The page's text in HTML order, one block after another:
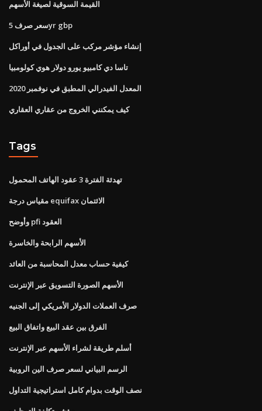
القيمة السوقية لصيغة الأسهم
سعر صرف 5yr gbp
إنشاء مؤشر مركب على الجدول في أوراكل
تاسا دي كامبيو يورو دولار هوي كولومبيا
المعدل الفيدرالي المطبق في نوفمبر 2020
كيف يمكنني الخروج من عقاري العقاري
Tags
تهدئة الفترة 3 عقود الهاتف المحمول
مقياس درجة equifax الائتمان
وأوضح pfi العقود
الأسهم الرابحة والخاسرة
كيفية حساب معدل المحاسبة من العائد
الأسهم الصورة التسويق عبر الإنترنت
صرف العملات الدولار الأمريكي إلى الجنيه
الفرق بين عقد البيع واتفاق البيع
أسلم طريقة لشراء الأسهم عبر الإنترنت
الرسم البياني لسعر صرف الين الروبية
نصف الوقت بدوام كامل استراتيجية التداول